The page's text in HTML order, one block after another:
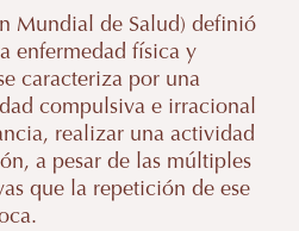
Mundial de Salud) definió
enfermedad física y
caracteriza por una
compulsiva e irracional
realizar una actividad
a pesar de las múltiples
que la repetición de ese